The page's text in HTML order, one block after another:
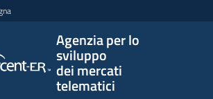
Agenzia per lo
sviluppo
dei mercati
telematici
per lo
sviluppo